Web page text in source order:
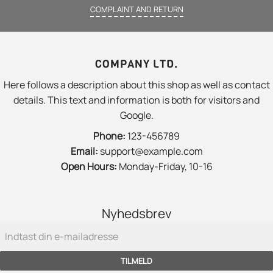
COMPLAINT AND RETURN
COMPANY LTD.
Here follows a description about this shop as well as contact
details. This text and information is both for visitors and
Google.
Phone: 123-456789
Email: support@example.com
Open Hours: Monday-Friday, 10-16
Nyhedsbrev
TILMELD